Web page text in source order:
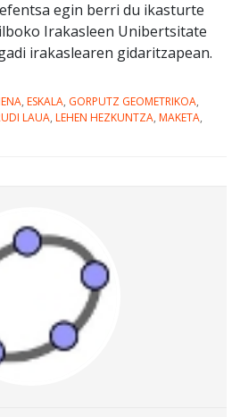
egin berri du ikasturte
Irakasleen Unibertsitate
irakaslearen gidaritzapean.
, ESKALA, GORPUTZ GEOMETRIKOA,
LAUA, LEHEN HEZKUNTZA, MAKETA,